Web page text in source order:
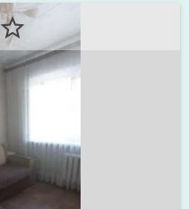
star_border